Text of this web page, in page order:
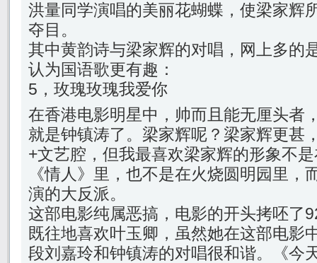
洪量同学演唱的美丽花蝴蝶，使梁家辉
夺目。
其中黄韵诗与梁家辉的对唱，网上多的
认为国语歌更有趣：
5，玫瑰玫瑰我爱你
在香港电影明星中，帅而且能无厘头者
就是钟镇涛了。梁家辉呢？梁家辉更甚
+文艺腔，但我最喜欢梁家辉的形象不
《情人》里，也不是在火烧圆明园里，
演的大反派。
这部电影纯属恶搞，电影的开头拷呸了
既往地喜欢叶玉卿，虽然她在这部电影
段刘嘉玲和钟镇涛的对唱很和谐。《今